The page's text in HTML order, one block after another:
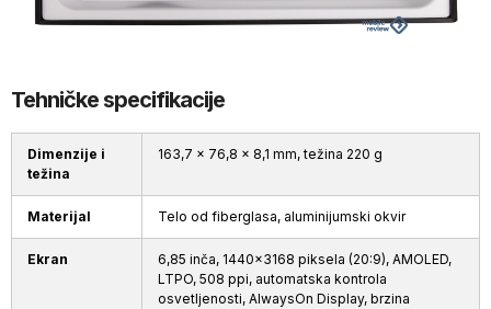
Tehničke specifikacije
Dimenzije i
težina
163,7 x 76,8 x 8,1 mm, težina 220 g
Materijal Telo od fiberglasa, aluminijumski okvir
Ekran
6,85 inča, 1440x3168 piksela (20:9), AMOLED,
LTPO, 508 ppi, automatska kontrola
osvetljenosti, AlwaysOn Display, brzina